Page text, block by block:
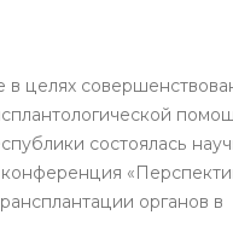
в целях
состоялась
конференция
органов в